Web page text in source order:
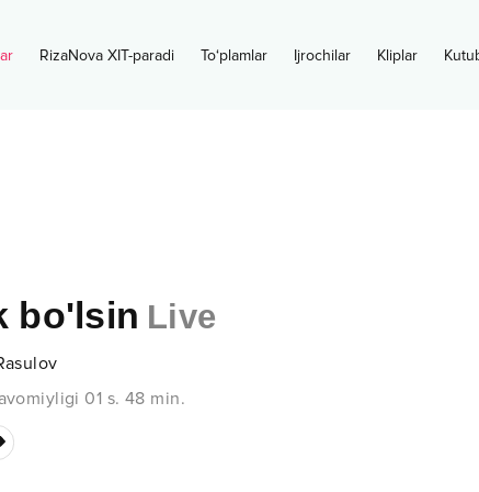
RizaNova XIT-paradi To‘plamlar Ijrochilar Kliplar
bo'lsin Live
01 s. 48 min.